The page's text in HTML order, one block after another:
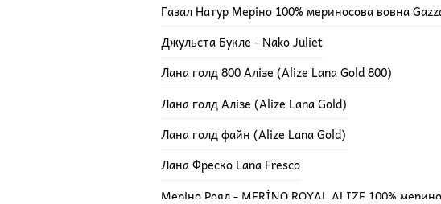
Газал Натур Меріно 100% мериносова вовна
Джульєта Букле - Nako Juliet
Лана голд 800 Алізе (Alize Lana Gold 800)
Лана голд Алізе (Alize Lana Gold)
Лана голд файн (Alize Lana Gold)
Лана Фреско Lana Fresco
Меріно Роял - MERİNO ROYAL ALIZE 100%